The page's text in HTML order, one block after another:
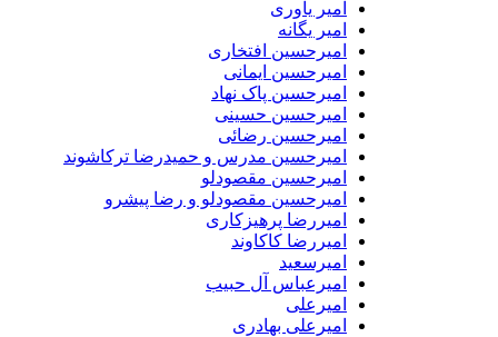
امیر یاوری
امیر یگانه
امیرحسین افتخاری
امیرحسین ایمانی
امیرحسین پاک نهاد
امیرحسین حسینی
امیرحسین رضائی
امیرحسین مدرس و حمیدرضا ترکاشوند
امیرحسین مقصودلو
امیرحسین مقصودلو و رضا پیشرو
امیررضا پرهیزکاری
امیررضا کاکاوند
امیرسعید
امیرعباس آل حبیب
امیرعلی
امیرعلی بهادری